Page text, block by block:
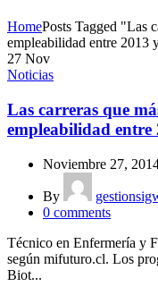
HomePosts Tagged "Las
empleabilidad entre 2013
27 Nov
Noticias
Las carreras que
empleabilidad entre
Noviembre 27,
By
0 comments
Técnico en Enfermería y
según mifuturo.cl. Los
Biot...